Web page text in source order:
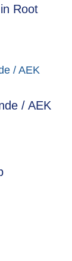
Root
/ AEK